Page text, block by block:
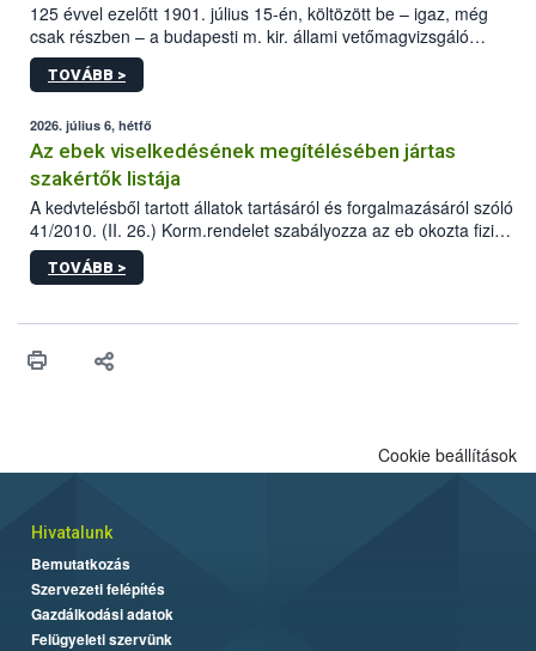
125 évvel ezelőtt 1901. július 15-én, költözött be – igaz, még
csak részben – a budapesti m. kir. állami vetőmagvizsgáló
állomás a Kis Rókus utca 15. szám alatti, Czigler Győző által
tervezett új épületébe.
TOVÁBB >
2026. július 6, hétfő
Az ebek viselkedésének megítélésében jártas
szakértők listája
A kedvtelésből tartott állatok tartásáról és forgalmazásáról szóló
41/2010. (II. 26.) Korm.rendelet szabályozza az eb okozta fizikai
sérülés, illetve ennek veszélye keletkezésekor felmerülő
hatósági feladatokat, valamint a veszélyes eb tartását és annak
vonni az ebek viselkedésének megítélésében jártas szakértőt.
TOVÁBB >
Cookie beállítások
Hivatalunk
Bemutatkozás
Szervezeti felépítés
Gazdálkodási adatok
Felügyeleti szervünk